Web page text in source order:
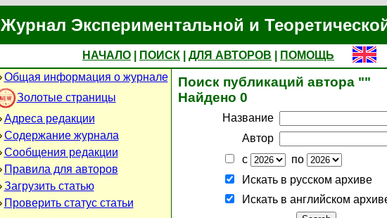
Журнал Экспериментальной и
НАЧАЛО ПОИСК ДЛЯ АВТОРОВ
ПОМОЩЬ
Общая информация о журнале
Золотые страницы
Адреса редакции
Содержание журнала
Сообщения редакции
Правила для авторов
Загрузить статью
Проверить статус статьи
Поиск публикаций автора ""
Найдено 0
Название
Автор
с
по
Искать в русском архиве
Искать в английском